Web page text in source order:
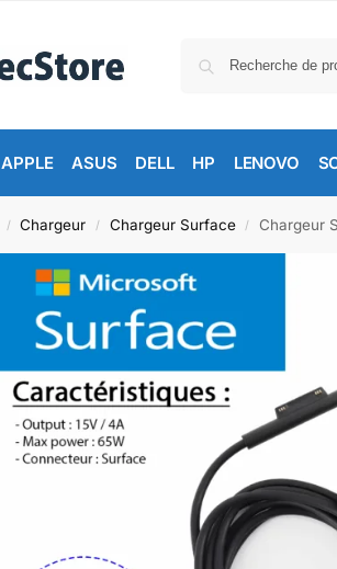
APPLE ASUS DELL HP LENOVO
/ Chargeur / Chargeur Surface / Chargeur